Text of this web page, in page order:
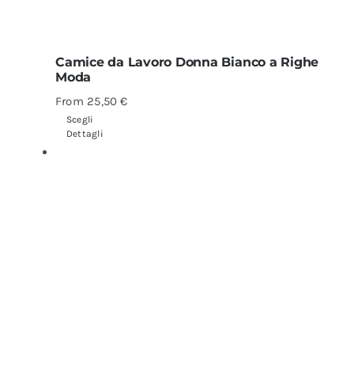
Camice da Lavoro Donna Bianco a Righe
Moda
From 25,50€
Scegli
Dettagli